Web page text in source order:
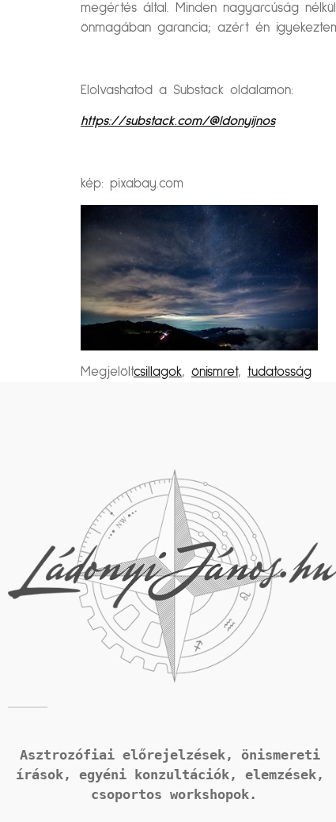
megértés által. Minden nagyarcúság
önmagában garancia; azért én
Elolvashatod a Substack oldalamon:
https://substack.com/@ldonyijnos
kép: pixabay.com
Megjelöltcsillagok, önismret, tudatosság
Asztrozófiai előrejelzések, önismereti
írások, egyéni konzultációk, elemzések,
csoportos workshopok.